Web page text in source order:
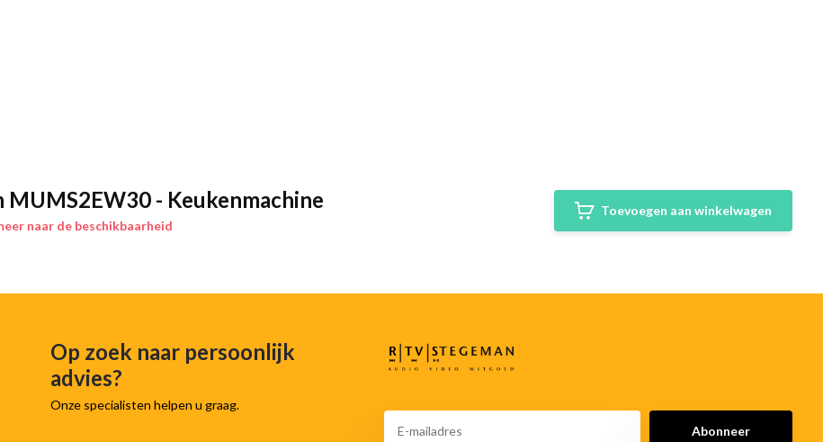
of 2,4 kg cakebeslag.
is geschikt voor heel wat
bereid je gemakkelijk zowel
MUMS2EW30 - Keukenmachine
naar de beschikbaarheid
Toevoegen aan winkelwagen
Op zoek naar persoonlijk
advies?
Onze specialisten helpen u graag.
Abonneer